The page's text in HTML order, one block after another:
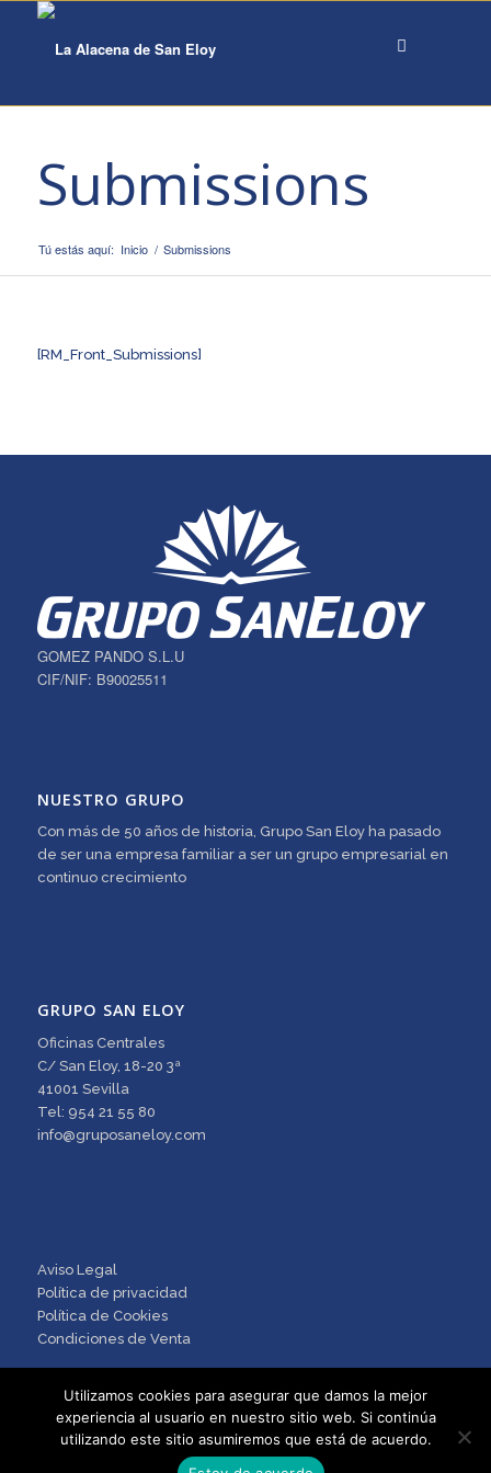
Submissions
Tú estás aquí: Inicio / Submissions
[RM_Front_Submissions]
GOMEZ PANDO S.L.U
CIF/NIF: B90025511
NUESTRO GRUPO
Con más de 50 años de historia, Grupo San Eloy ha pasado
de ser una empresa familiar a ser un grupo empresarial en
continuo crecimiento
GRUPO SAN ELOY
Oficinas Centrales
C/ San Eloy, 18-20 3ª
41001 Sevilla
Tel: 954 21 55 80
info@gruposaneloy.com
Aviso Legal
Política de privacidad
Política de Cookies
Condiciones de Venta
Utilizamos cookies para asegurar que damos la mejor
experiencia al usuario en nuestro sitio web. Si continúa
utilizando este sitio asumiremos que está de acuerdo.